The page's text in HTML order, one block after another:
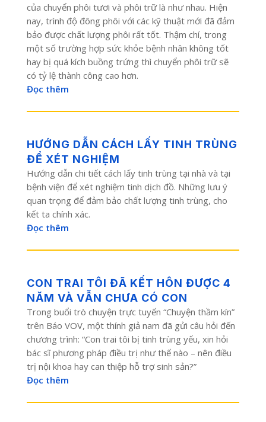
của chuyển phôi tươi và phôi trữ là như nhau. Hiện
nay, trình độ đông phôi với các kỹ thuật mới đã đảm
bảo được chất lượng phôi rất tốt. Thậm chí, trong
một số trường hợp sức khỏe bệnh nhân không tốt
hay bị quá kích buồng trứng thì chuyển phôi trữ sẽ
có tỷ lệ thành công cao hơn.
Đọc thêm
HƯỚNG DẪN CÁCH LẤY TINH TRÙNG
ĐỂ XÉT NGHIỆM
Hướng dẫn chi tiết cách lấy tinh trùng tại nhà và tại
bệnh viện để xét nghiệm tinh dịch đồ. Những lưu ý
quan trọng để đảm bảo chất lượng tinh trùng, cho
kết ta chính xác.
Đọc thêm
CON TRAI TÔI ĐÃ KẾT HÔN ĐƯỢC 4
NĂM VÀ VẪN CHƯA CÓ CON
Trong buổi trò chuyện trực tuyến “Chuyện thầm kín”
trên Báo VOV, một thính giả nam đã gửi câu hỏi đến
chương trình: “Con trai tôi bị tinh trùng yếu, xin hỏi
bác sĩ phương pháp điều trị như thế nào – nên điều
trị nội khoa hay can thiệp hỗ trợ sinh sản?”
Đọc thêm